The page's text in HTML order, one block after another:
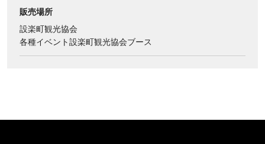
販売場所
設楽町観光協会
各種イベント設楽町観光協会ブース